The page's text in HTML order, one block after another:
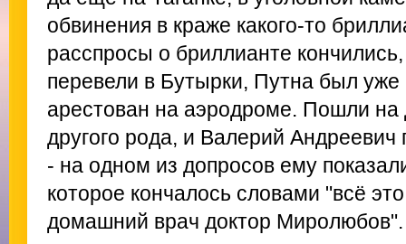
обвинения в краже какого-то
расспросы о бриллианте
перевели в Бутырки, Путна был уже
арестован на аэродроме. Пошли на
другого рода, и Валерий Андреевич
- на одном из допросов ему
которое кончалось словами "всё
домашний врач доктор Миролюбов".